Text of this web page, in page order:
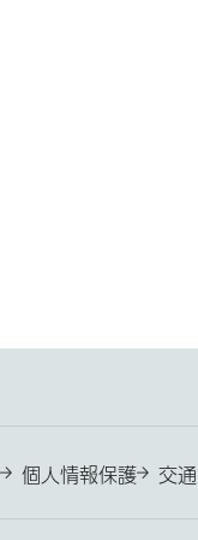
個人情報保護 交